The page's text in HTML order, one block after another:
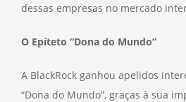
dessas empresas no mercado
O Epíteto “Dona do Mundo”
A BlackRock ganhou apelidos
“Dona do Mundo”, graças à sua